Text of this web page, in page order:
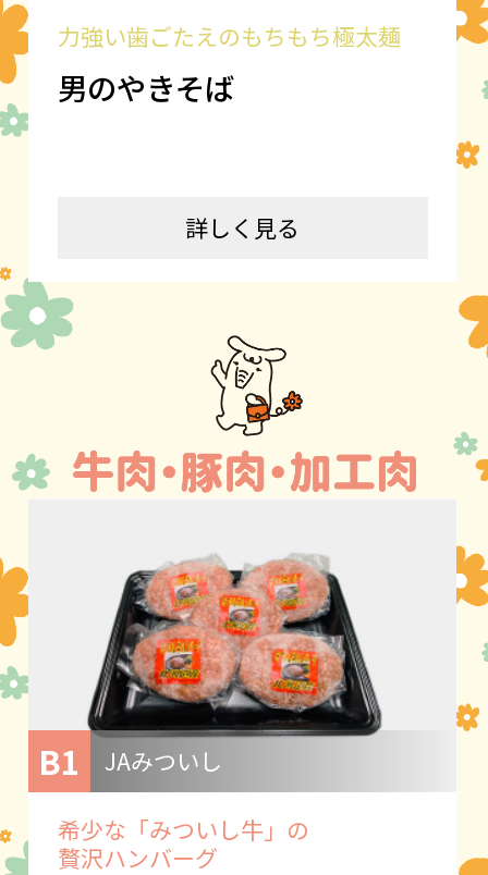
力強い歯ごたえのもちもち極太麺
男のやきそば
詳しく見る
B1 JAみついし
希少な「みついし牛」の
贅沢ハンバーグ